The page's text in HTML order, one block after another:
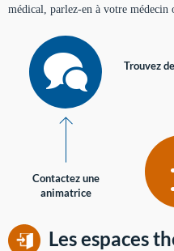
médical, parlez-en à votre médecin
Contactez une
animatrice
Trouvez
Les espaces